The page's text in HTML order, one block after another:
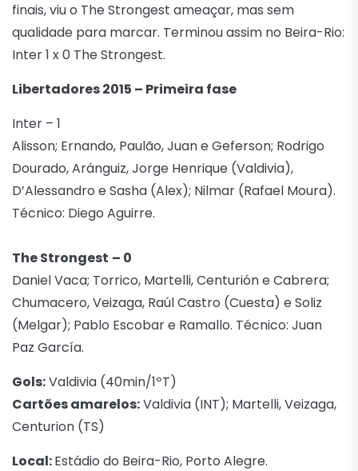
finais, viu o The Strongest ameaçar, mas sem
qualidade para marcar. Terminou assim no Beira-Rio:
Inter 1 x 0 The Strongest.
Libertadores 2015 – Primeira fase
Inter – 1
Alisson; Ernando, Paulão, Juan e Geferson; Rodrigo
Dourado, Aránguiz, Jorge Henrique (Valdivia),
D’Alessandro e Sasha (Alex); Nilmar (Rafael Moura).
Técnico: Diego Aguirre.
The Strongest – 0
Daniel Vaca; Torrico, Martelli, Centurión e Cabrera;
Chumacero, Veizaga, Raúl Castro (Cuesta) e Soliz
(Melgar); Pablo Escobar e Ramallo. Técnico: Juan
Paz García.
Gols:Valdivia (40min/1ºT)
Cartões amarelos:Valdivia (INT); Martelli, Veizaga,
Centurion (TS)
Local:Estádio do Beira-Rio, Porto Alegre.